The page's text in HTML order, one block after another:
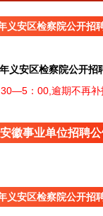
义安区检察院公开招
义安区检察院公开招
：00,逾期不再补
徽事业单位招聘
义安区检察院公开招